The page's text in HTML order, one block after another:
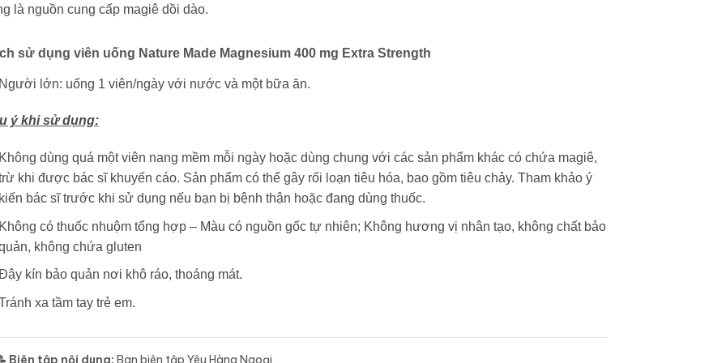
là nguồn cung cấp magiê dồi dào.
sử dụng viên uống Nature Made Magnesium 400 mg Extra Strength
Người lớn: uống 1 viên/ngày với nước và một bữa ăn.
ý khi sử dụng:
Không dùng quá một viên nang mềm mỗi ngày hoặc dùng chung với các sản phẩm khác có chứa magiê,
khi được bác sĩ khuyến cáo. Sản phẩm có thể gây rối loạn tiêu hóa, bao gồm tiêu chảy. Tham khảo ý
kiến bác sĩ trước khi sử dụng nếu bạn bị bệnh thận hoặc đang dùng thuốc.
Không có thuốc nhuộm tổng hợp – Màu có nguồn gốc tự nhiên; Không hương vị nhân tạo, không chất bảo
không chứa gluten
kín bảo quản nơi khô ráo, thoáng mát.
xa tầm tay trẻ em.
Biên tập nội dung: Ban biên tập Yêu Hàng Ngoại